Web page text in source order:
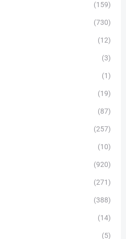
(159)
(730)
(12)
(3)
(1)
(19)
(87)
(257)
(10)
(920)
(271)
(388)
(14)
(5)